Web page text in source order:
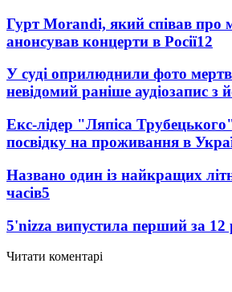
Гурт Morandi, який співав про
анонсував концерти в Росії12
У суді оприлюднили фото
невідомий раніше аудіозапис з
Екс-лідер "Ляпіса
посвідку на проживання в
Названо один із найкращих
часів5
5'nizza випустила перший за 12
Читати коментарі